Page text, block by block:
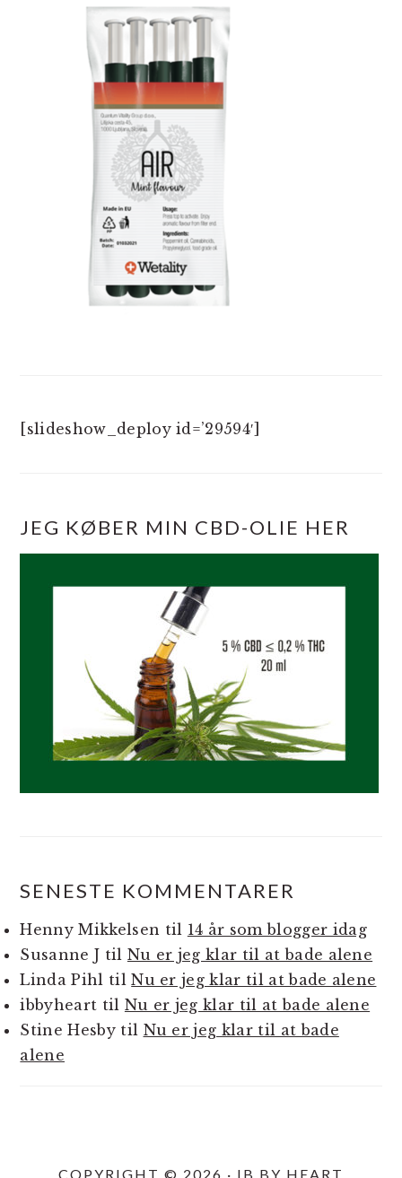
[slideshow_deploy id=’29594′]
JEG KØBER MIN CBD-OLIE HER
SENESTE KOMMENTARER
Henny Mikkelsen til 14 år som blogger idag
Susanne J til Nu er jeg klar til at bade alene
Linda Pihl tilNu er jeg klar til at bade alene
ibbyheart til Nu er jeg klar til at bade alene
Stine Hesbytil Nu er jeg klar til at bade
alene
COPYRIGHT © 2026 · IB BY HEART